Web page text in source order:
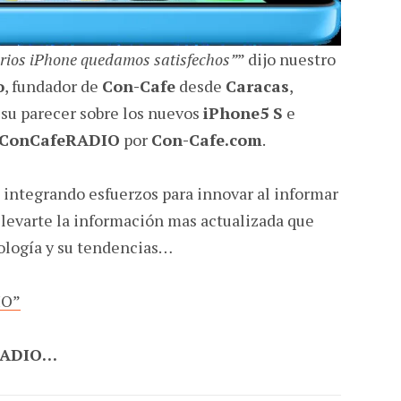
iPhone quedamos satisfechos”” dijo nuestro
, fundador de Con-Cafe desde Caracas,
parecer sobre los nuevos iPhone5 S e
por Con-Cafe.com.
esfuerzos para innovar al informar
la información mas actualizada que
y su tendencias…